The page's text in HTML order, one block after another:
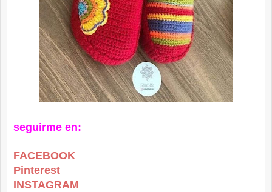
seguirme en:
FACEBOOK
Pinterest
INSTAGRAM